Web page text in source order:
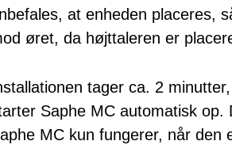
at enheden placeres,
øret, da højttaleren er
tager ca. 2
Saphe MC automatisk
MC kun fungerer, når den